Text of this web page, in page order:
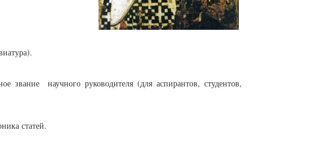
звание научного руководителя (для аспирантов, студентов,
статей.